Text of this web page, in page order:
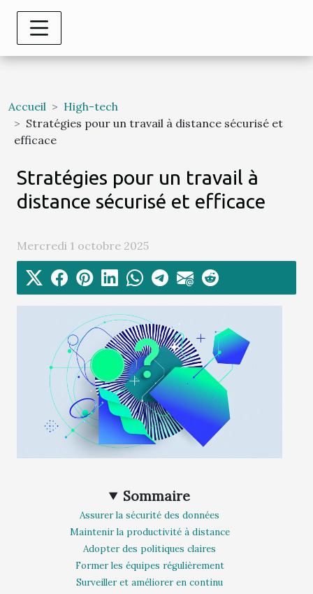
Accueil
High-tech
Stratégies pour un travail à distance sécurisé et
efficace
Stratégies pour un travail à
distance sécurisé et efficace
Mercredi 1 octobre 2025
Sommaire
Assurer la sécurité des données
Maintenir la productivité à distance
Adopter des politiques claires
Former les équipes régulièrement
Surveiller et améliorer en continu